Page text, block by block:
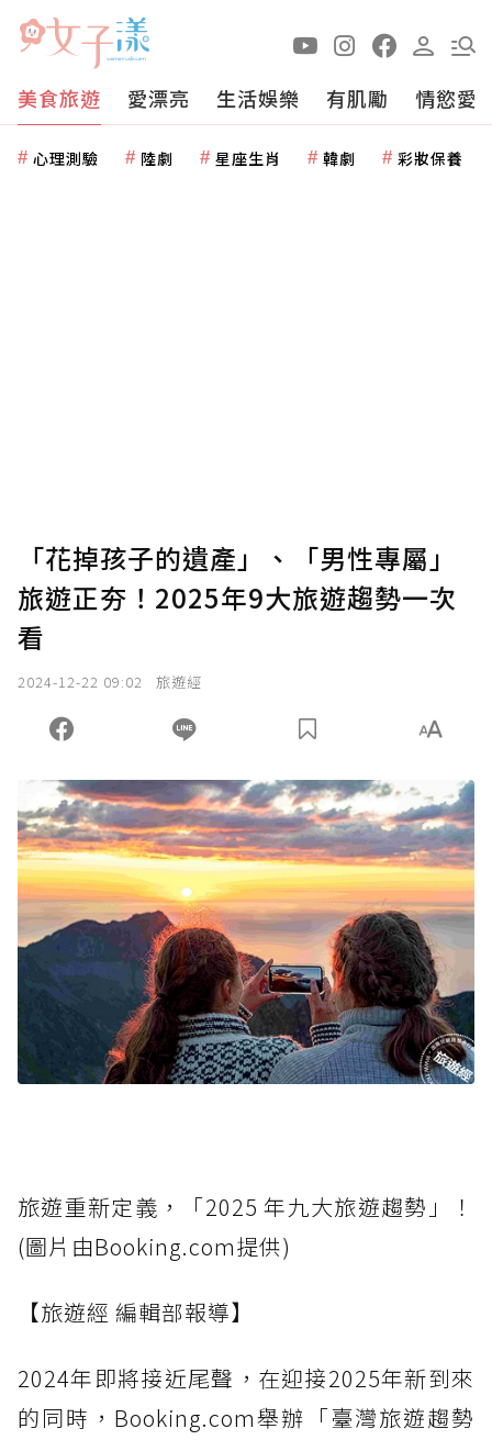
美食旅遊 愛漂亮 生活娛樂 有肌勵 情慾愛
心理測驗 陸劇 星座生肖 韓劇 彩妝保養
「花掉孩子的遺產」、「男性專屬」
旅遊正夯！2025年9大旅遊趨勢一次
看
2024-12-22 09:02 旅遊經
旅遊重新定義，「2025 年九大旅遊趨勢」！
(圖片由Booking.com提供)
【旅遊經 編輯部報導】
2024年即將接近尾聲，在迎接2025年新到來
的同時，Booking.com舉辦「臺灣旅遊趨勢